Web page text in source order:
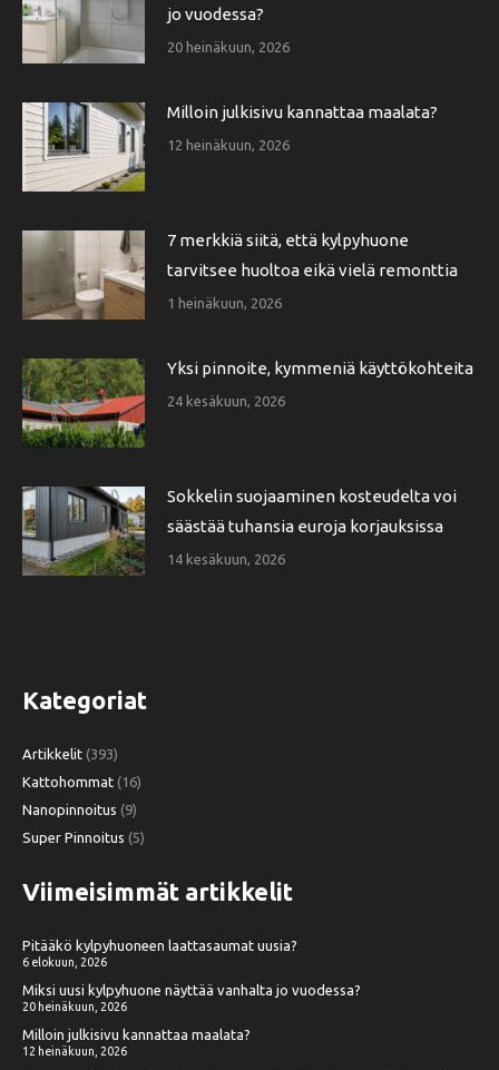
jo vuodessa?
20 heinäkuun, 2026
Milloin julkisivu kannattaa maalata?
12 heinäkuun, 2026
7 merkkiä siitä, että kylpyhuone
tarvitsee huoltoa eikä vielä remonttia
1 heinäkuun, 2026
Yksi pinnoite, kymmeniä käyttökohteita
24 kesäkuun, 2026
Sokkelin suojaaminen kosteudelta voi
säästää tuhansia euroja korjauksissa
14 kesäkuun, 2026
Kategoriat
Artikkelit (393)
Kattohommat (16)
Nanopinnoitus (9)
Super Pinnoitus (5)
Viimeisimmät artikkelit
Pitääkö kylpyhuoneen laattasaumat uusia?
6 elokuun, 2026
Miksi uusi kylpyhuone näyttää vanhalta jo vuodessa?
20 heinäkuun, 2026
Milloin julkisivu kannattaa maalata?
12 heinäkuun, 2026